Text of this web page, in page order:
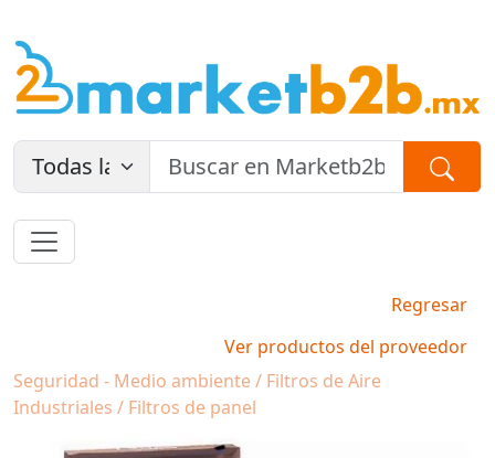
Regresar
Ver productos del proveedor
Seguridad - Medio ambiente / Filtros de Aire
Industriales / Filtros de panel